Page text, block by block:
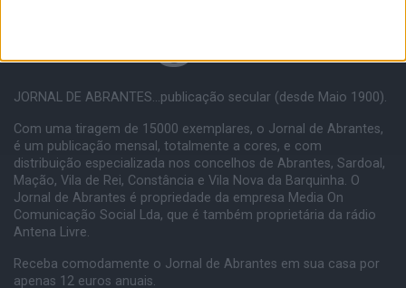
JORNAL DE ABRANTES...publicação secular (desde Maio 1900).
Com uma tiragem de 15000 exemplares, o Jornal de Abrantes,
é um publicação mensal, totalmente a cores, e com
distribuição especializada nos concelhos de Abrantes, Sardoal,
Mação, Vila de Rei, Constância e Vila Nova da Barquinha. O
Jornal de Abrantes é propriedade da empresa Media On
Comunicação Social Lda, que é também proprietária da rádio
Antena Livre.
Receba comodamente o Jornal de Abrantes em sua casa por
apenas 12 euros anuais.